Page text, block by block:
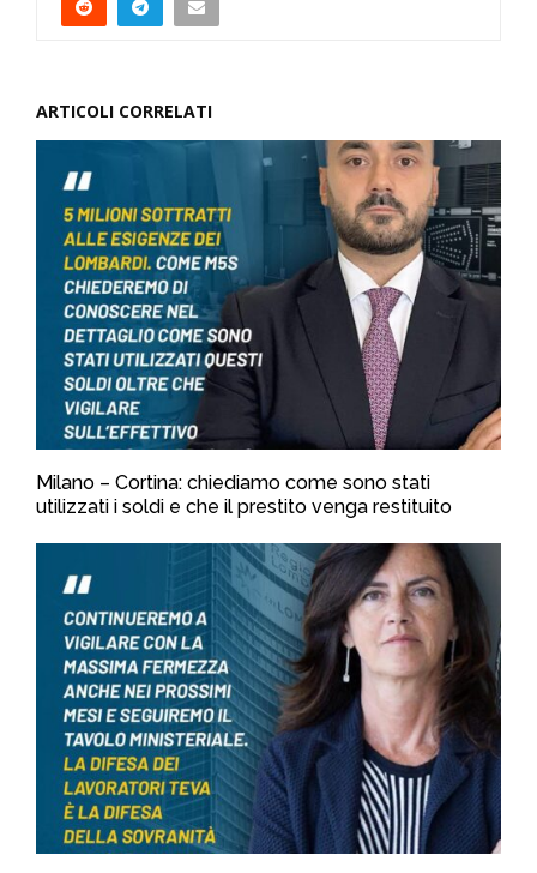
ARTICOLI CORRELATI
Milano – Cortina: chiediamo come sono stati
utilizzati i soldi e che il prestito venga restituito